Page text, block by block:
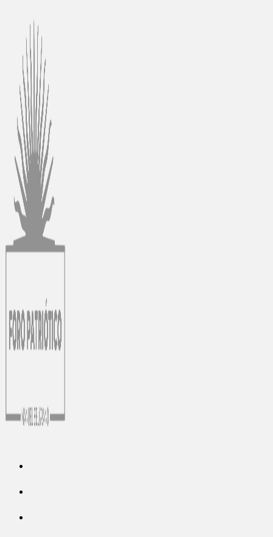
contenido